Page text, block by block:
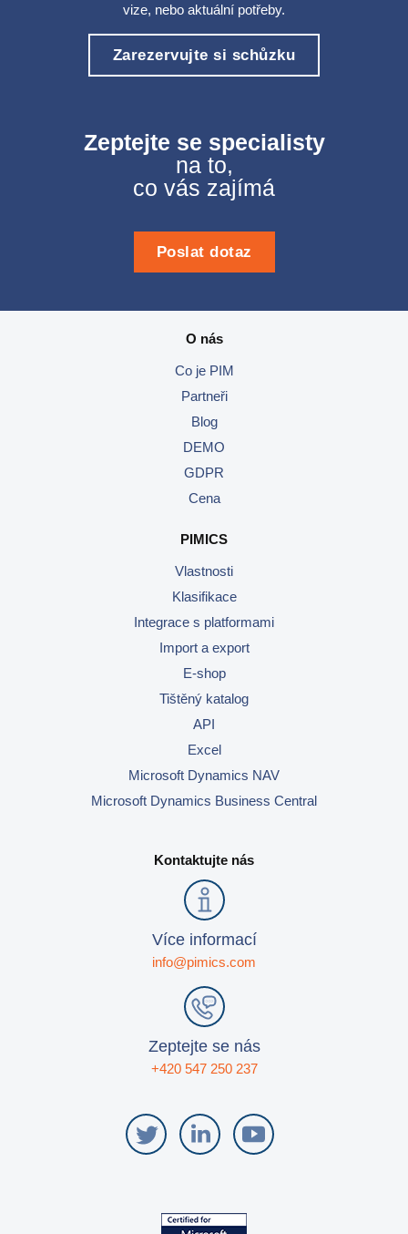
Zeptejte se specialisty
na to,
co vás zajímá
Poslat dotaz
vize, nebo aktuální potřeby.
Zarezervujte si schůzku
O nás
Co je PIM
Partneři
Blog
DEMO
GDPR
Cena
PIMICS
Vlastnosti
Klasifikace
Integrace s platformami
Import a export
E-shop
Tištěný katalog
API
Excel
Microsoft Dynamics NAV
Microsoft Dynamics Business Central
Kontaktujte nás
Více informací
info@pimics.com
Zeptejte se nás
+420 547 250 237